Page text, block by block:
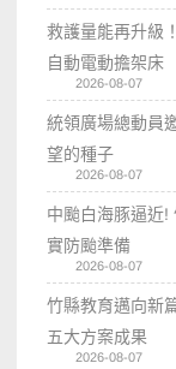
救護量能再升級
自動電動擔架床
2026-08-07
統領廣場總動員
望的種子
2026-08-07
中颱白海豚逼近
實防颱準備
2026-08-07
竹縣教育邁向新
五大方案成果
2026-08-07